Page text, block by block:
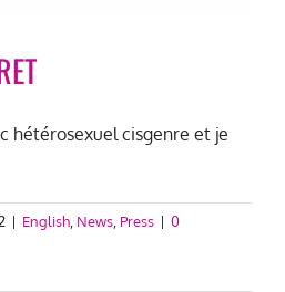
hétérosexuel cisgenre et je
| English News Press | 0